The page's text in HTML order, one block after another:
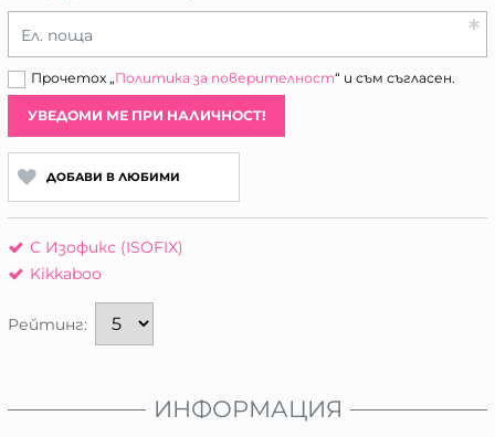
Ел. поща
Прочетох „Политика за поверителност“ и съм съгласен.
УВЕДОМИ МЕ ПРИ НАЛИЧНОСТ!
ДОБАВИ В ЛЮБИМИ
С Изофикс (ISOFIX)
Kikkaboo
Рейтинг:
ИНФОРМАЦИЯ